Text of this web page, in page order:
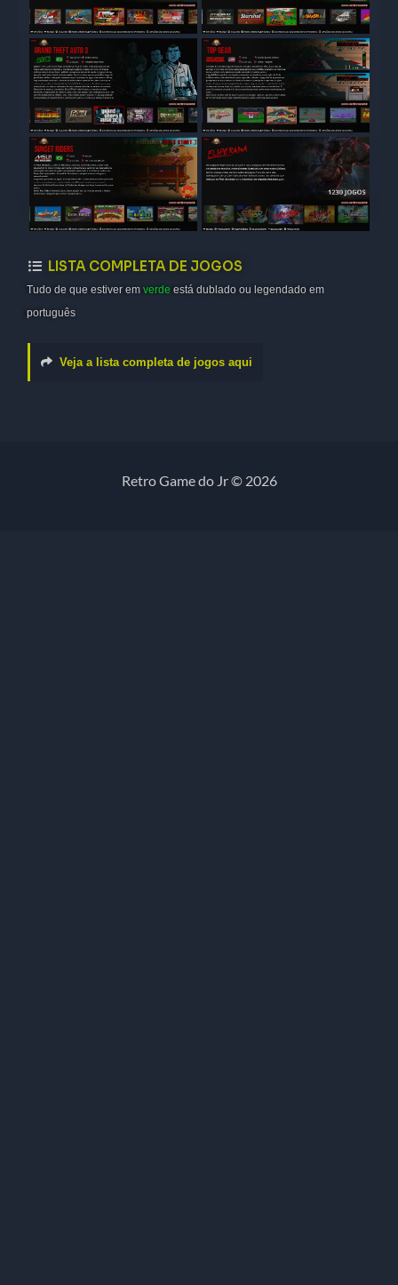
LISTA COMPLETA DE JOGOS
Tudo de que estiver em verde está dublado ou legendado em
português
Veja a lista completa de jogos aqui
Retro Game do Jr © 2026